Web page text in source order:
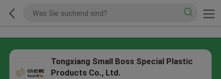
Tongxiang Small Boss Special Plastic
Products Co., Ltd.